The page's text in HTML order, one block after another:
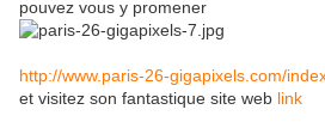
pouvez vous y promener
http://www.paris-26-gigapixels.com/
et visitez son fantastique site web link